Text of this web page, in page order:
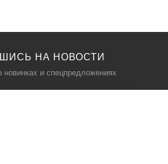
НА НОВОСТИ
и спецпредложениях